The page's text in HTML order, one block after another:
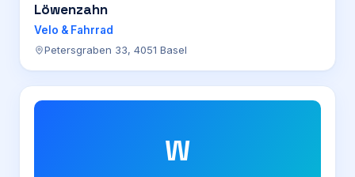
Löwenzahn
Velo & Fahrrad
Petersgraben 33, 4051 Basel
W